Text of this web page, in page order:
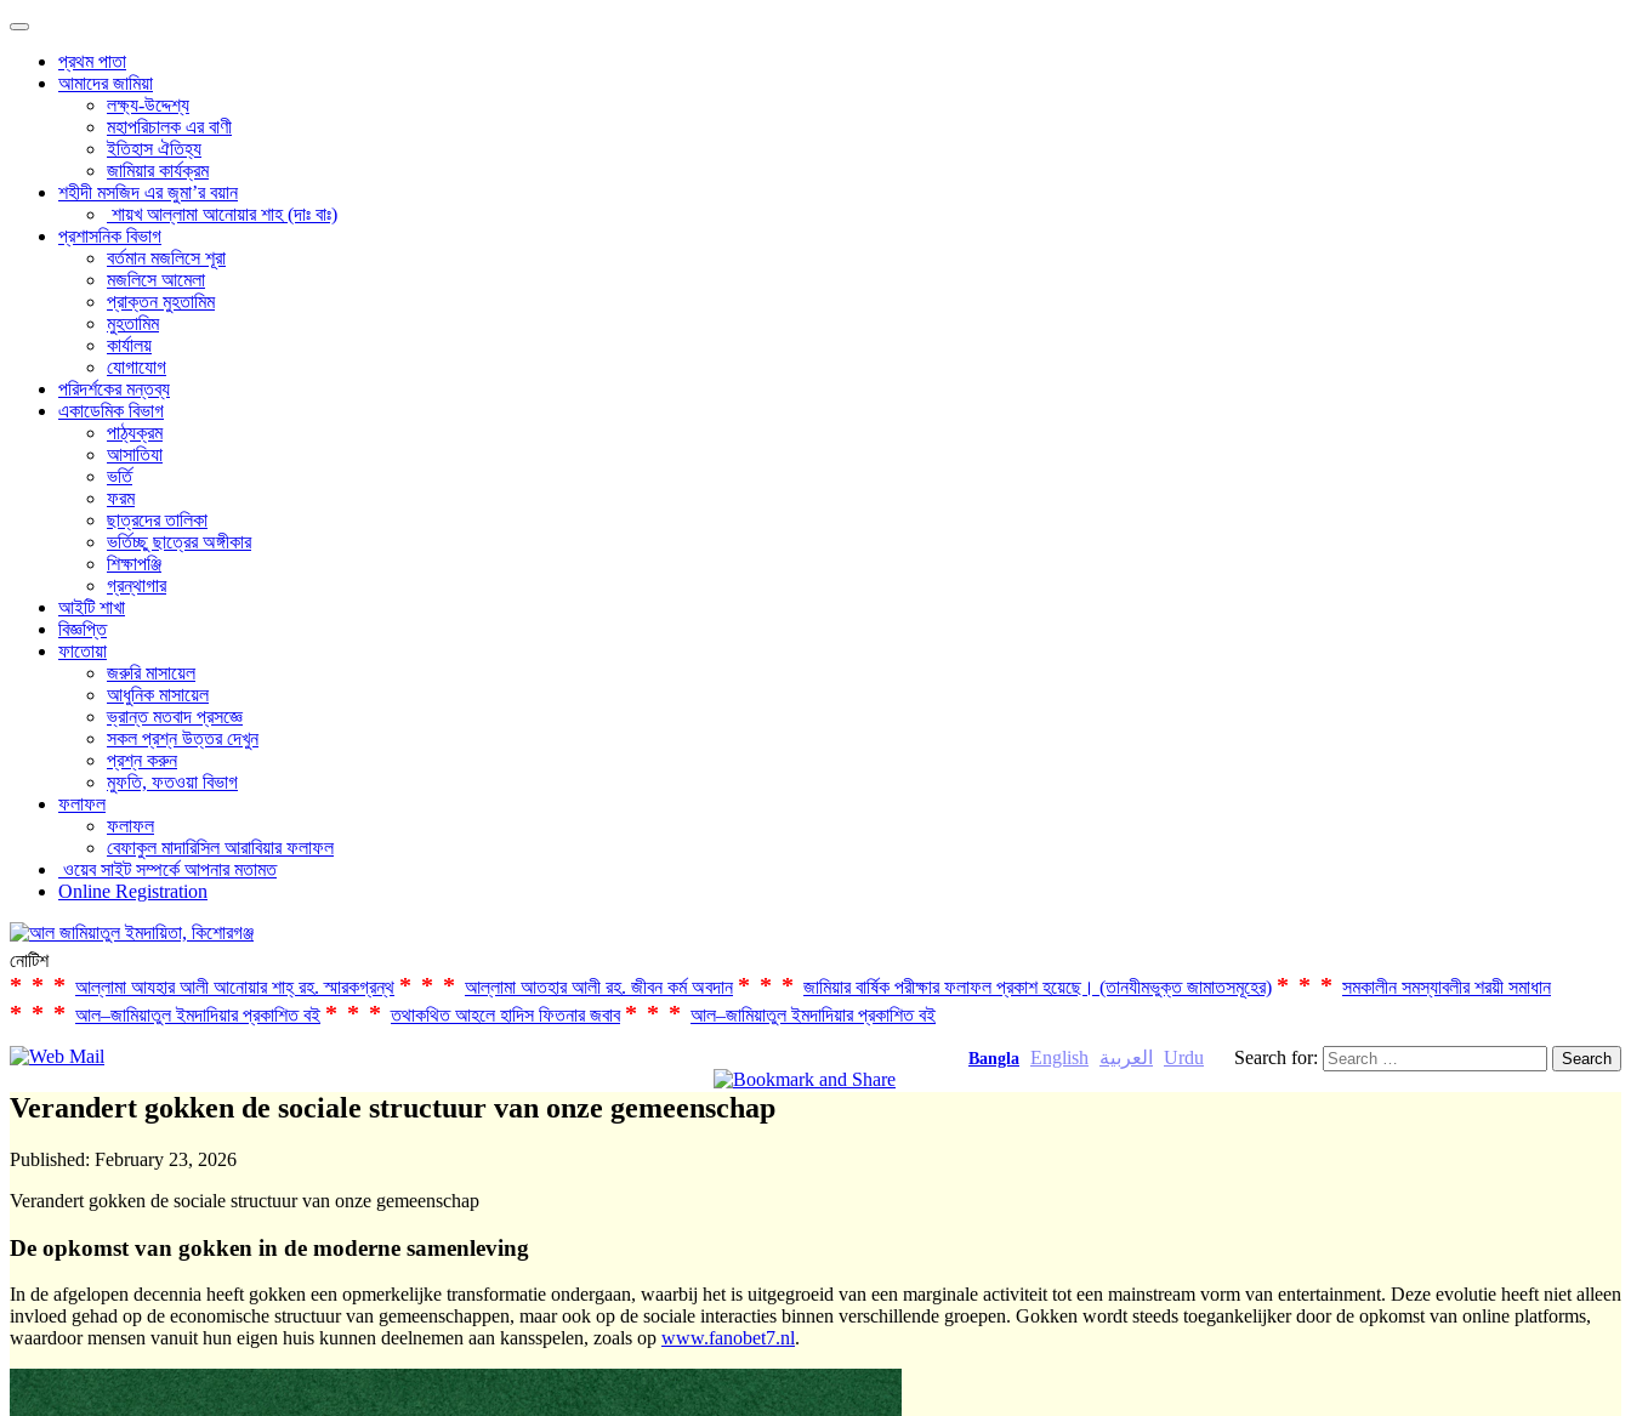
প্রথম পাতা
আমাদের জামিয়া
লক্ষ্য-উদ্দেশ্য
মহাপরিচালক এর বাণী
ইতিহাস ঐতিহ্য
জামিয়ার কার্যক্রম
শহীদী মসজিদ এর জুমা’র বয়ান
শায়খ আল্লামা আনোয়ার শাহ (দাঃ বাঃ)
প্রশাসনিক বিভাগ
বর্তমান মজলিসে শূরা
মজলিসে আমেলা
প্রাক্তন মুহতামিম
মুহতামিম
কার্যালয়
যোগাযোগ
পরিদর্শকের মন্তব্য
একাডেমিক বিভাগ
পাঠ্যক্রম
আসাতিযা
ভর্তি
ফরম
ছাত্রদের তালিকা
ভর্তিচ্ছু ছাত্রের অঙ্গীকার
শিক্ষাপঞ্জি
গ্রন্থাগার
আইটি শাখা
বিজ্ঞপ্তি
ফাতোয়া
জরুরি মাসায়েল
আধুনিক মাসায়েল
ভ্রান্ত মতবাদ প্রসজ্ঞে
সকল প্রশ্ন উত্তর দেখুন
প্রশ্ন করুন
মুফতি, ফতওয়া বিভাগ
ফলাফল
ফলাফল
বেফাকুল মাদারিসিল আরাবিয়ার ফলাফল
ওয়েব সাইট সম্পর্কে আপনার মতামত
Online Registration
নোটিশ
*** আল্লামা আযহার আলী আনোয়ার শাহ্‌ রহ. স্মারকগ্রন্থ *** আল্লামা আতহার আলী রহ. জীবন কর্ম অবদান *** জামিয়ার বার্ষিক পরীক্ষার ফলাফল প্রকাশ হয়েছে। (তানযীমভুক্ত জামাতসমূহের) *** সমকালীন সমস্যাবলীর শরয়ী সমাধান
*** আল–জামিয়াতুল ইমদাদিয়ার প্রকাশিত বই ***তথাকথিত আহলে হাদিস ফিতনার জবাব *** আল–জামিয়াতুল ইমদাদিয়ার প্রকাশিত বই
Search for:
Bangla English العربية Urdu
Verandert gokken de sociale structuur van onze gemeenschap
Published: February 23, 2026
Verandert gokken de sociale structuur van onze gemeenschap
De opkomst van gokken in de moderne samenleving
In de afgelopen decennia heeft gokken een opmerkelijke transformatie ondergaan, waarbij het is uitgegroeid van een marginale activiteit tot een mainstream vorm van entertainment. Deze evolutie heeft niet alleen
invloed gehad op de economische structuur van gemeenschappen, maar ook op de sociale interacties binnen verschillende groepen. Gokken wordt steeds toegankelijker door de opkomst van online platforms,
waardoor mensen vanuit hun eigen huis kunnen deelnemen aan kansspelen, zoals op www.fanobet7.nl.